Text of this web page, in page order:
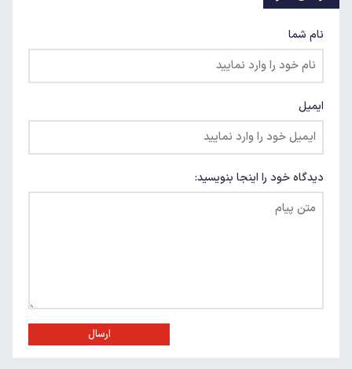
نام شما
ایمیل
دیدگاه خود را اینجا بنویسید:
ارسال